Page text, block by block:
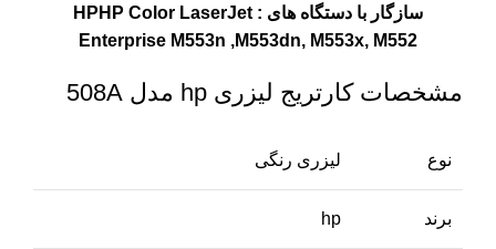
سازگار با دستگاه های : HPHP Color LaserJet
Enterprise M553n ,M553dn, M553x, M552
مشخصات کارتریج لیزری hp مدل 508A
نوع لیزری رنگی
برند